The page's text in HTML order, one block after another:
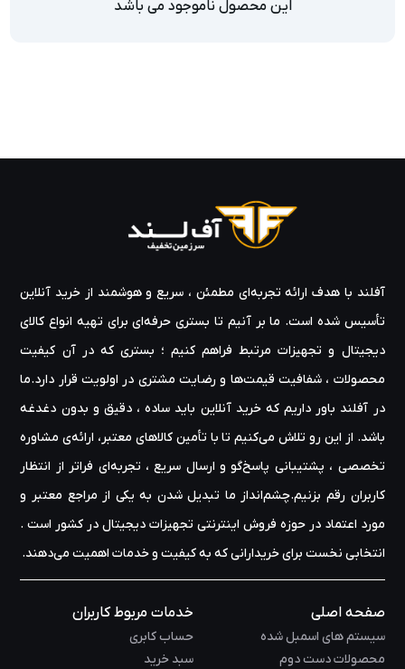
این محصول ناموجود می باشد
آفلند با هدف ارائه‌ تجربه‌ای مطمئن ، سریع و هوشمند از خرید آنلاین
تأسیس شده است. ما بر آنیم تا بستری حرفه‌ای برای تهیه‌ انواع کالای
دیجیتال و تجهیزات مرتبط فراهم کنیم ؛ بستری که در آن کیفیت
محصولات ، شفافیت قیمت‌ها و رضایت مشتری در اولویت قرار دارد.ما
در آفلند باور داریم که خرید آنلاین باید ساده ، دقیق و بدون دغدغه
باشد. از این رو تلاش می‌کنیم تا با تأمین کالاهای معتبر، ارائه‌ی مشاوره‌
تخصصی ، پشتیبانی پاسخ‌گو و ارسال سریع ، تجربه‌ای فراتر از انتظار
کاربران رقم بزنیم.چشم‌انداز ما تبدیل شدن به یکی از مراجع معتبر و
مورد اعتماد در حوزه‌ فروش اینترنتی تجهیزات دیجیتال در کشور است .
انتخابی نخست برای خریدارانی که به کیفیت و خدمات اهمیت می‌دهند.
صفحه اصلی
سیستم های اسمبل شده
محصولات دست دوم
خدمات مربوط کاربران
حساب کابری
سبد خرید